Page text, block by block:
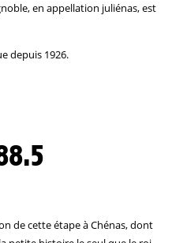
en appellation juliénas, est
depuis 1926.
de cette étape à Chénas, dont